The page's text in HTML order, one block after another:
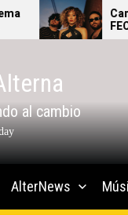
Cannons
FECHAS
al cambio
AlterNews